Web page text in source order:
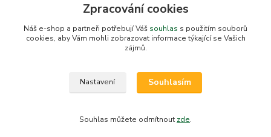
+420 604 278 943
obchod-detskysvet@seznam.cz
Zpracování cookies
Náš e-shop a partneři potřebují Váš souhlas s použitím souborů
cookies, aby Vám mohli zobrazovat informace týkající se Vašich
zájmů.
Nastavení Souhlasím
Souhlas můžete odmítnout zde.